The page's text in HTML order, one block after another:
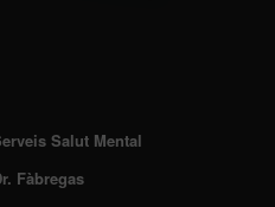
Salut Mental
Fàbregas